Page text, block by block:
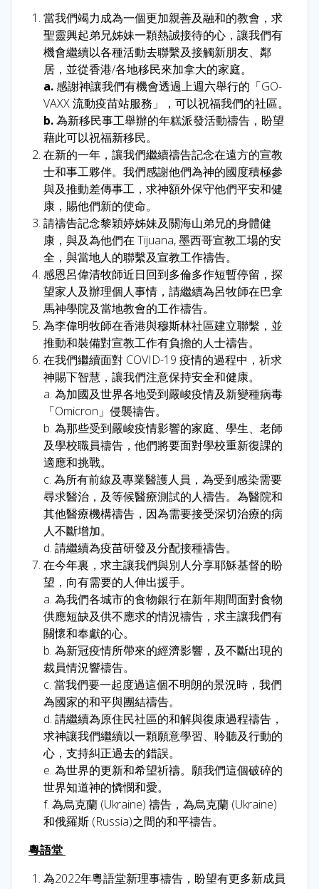
當我們竭力成為一個更加親善及融和的教會，求
聖靈興起弟兄姊妹一顆熱誠接待的心，讓我們有
機會繼續以各種活動去聯繫及接觸新朋友、鄰
居，並從香港/各地移民來加拿大的家庭。
a.感謝神讓我們有機會透過上週六舉行的「GO-
VAXX 流動疫苗站服務」，可以祝福我們的社區。
b.為新移民事工舉辦的年糕派發活動禱告，盼望
藉此可以祝福新移民。
在新的一年，讓我們繼續禱告記念在遠方的宣教
士和事工夥伴。我們感謝他們為神的國度積極參
與及推動差傳事工，求神額外保守他們平安和健
康，賜他們新的使命。
請禱告記念黎穎婷姊妹及關海山弟兄的身體健
康，與及為他們在 Tijuana, 墨西哥宣教工場的安
全，與當地人的聯繫及宣教工作禱告。
感恩呂偉清牧師近日回到多倫多作短暫停留，探
望家人及辦理個人事情，請繼續為呂牧師在巴拿
馬神學院及當地教會的工作禱告。
為李偉明牧師在香港與穆斯林社區建立聯繫，並
推動和裝備對宣教工作有負擔的人士禱告。
在我們繼續面對 COVID-19 疫情的過程中，祈求
神賜下智慧，讓我們注意保持安全和健康。
a. 為加國及世界各地受到嚴峻疫情及新變種病毒
「Omicron」侵襲禱告。
b. 為那些受到嚴峻疫情影響的家庭、學生、老師
及學校職員禱告，他們將要面對學校重新復課的
適應和挑戰。
c. 為所有前線及專業醫護人員，為受到感染需要
尋求醫治，及等候醫療測試的人禱告。為醫院和
其他醫療機構禱告，因為需要接受深切治療的病
人不斷增加。
d. 請繼續為疫苗研發及分配接種禱告。
在今年裏，求主讓我們與別人分享耶穌基督的盼
望，向有需要的人伸出援手。
a. 為我們各城市的食物銀行在新年期間面對食物
供應短缺及供不應求的情況禱告，求主讓我們有
關懷和奉獻的心。
b. 為新冠疫情所帶來的經濟影響，及不斷出現的
裁員情況響禱告。
c. 當我們要一起度過這個不明朗的景況時，我們
為國家的和平與團結禱告。
d. 請繼續為原住民社區的和解與復康過程禱告，
求神讓我們繼續以一顆願意學習、聆聽及行動的
心，支持糾正過去的錯誤。
e. 為世界的更新和希望祈禱。願我們這個破碎的
世界知道神的憐憫和愛。
f. 為烏克蘭 (Ukraine) 禱告，為烏克蘭 (Ukraine)
和俄羅斯 (Russia)之間的和平禱告。
粵語堂
為2022年粵語堂新理事禱告，盼望有更多新成員